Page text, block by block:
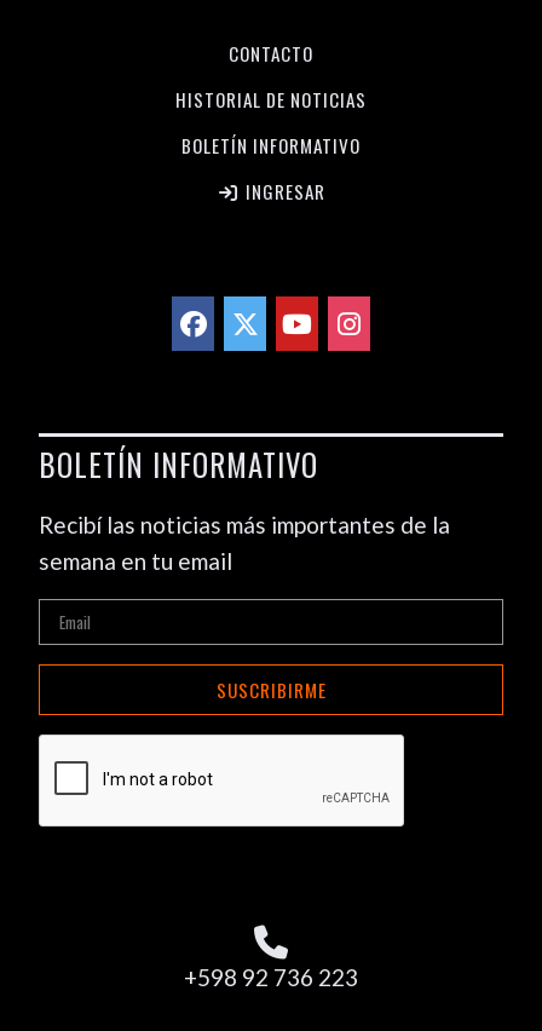
CONTACTO
HISTORIAL DE NOTICIAS
BOLETÍN INFORMATIVO
INGRESAR
BOLETÍN INFORMATIVO
Recibí las noticias más importantes de la
semana en tu email
SUSCRIBIRME
+598 92 736 223